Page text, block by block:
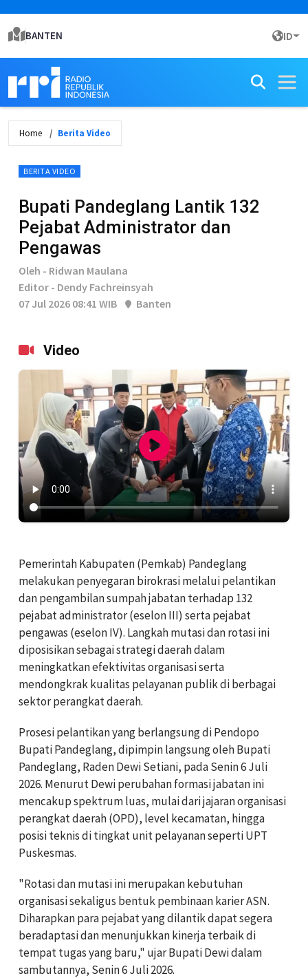
BANTEN ID
Home Berita Video
BERITA VIDEO
Bupati Pandeglang Lantik 132
Pejabat Administrator dan
Pengawas
Oleh - Ridwan Maulana
Editor - Dendy Fachreinsyah
07 Jul 2026 08:41 WIB
Banten
Video
Pemerintah Kabupaten (Pemkab) Pandeglang
melakukan penyegaran birokrasi melalui pelantikan
dan pengambilan sumpah jabatan terhadap 132
pejabat administrator (eselon III) serta pejabat
pengawas (eselon IV). Langkah mutasi dan rotasi ini
diposisikan sebagai strategi daerah dalam
meningkatkan efektivitas organisasi serta
mendongkrak kualitas pelayanan publik di berbagai
sektor perangkat daerah.
Prosesi pelantikan yang berlangsung di Pendopo
Bupati Pandeglang, dipimpin langsung oleh Bupati
Pandeglang, Raden Dewi Setiani, pada Senin 6 Juli
2026. Menurut Dewi perubahan formasi jabatan ini
mencakup spektrum luas, mulai dari jajaran organisasi
perangkat daerah (OPD), level kecamatan, hingga
posisi teknis di tingkat unit pelayanan seperti UPT
Puskesmas.
"Rotasi dan mutasi ini merupakan kebutuhan
organisasi sekaligus bentuk pembinaan karier ASN.
Diharapkan para pejabat yang dilantik dapat segera
beradaptasi dan menunjukkan kinerja terbaik di
tempat tugas yang baru," ujar Bupati Dewi dalam
sambutannya, Senin 6 Juli 2026.